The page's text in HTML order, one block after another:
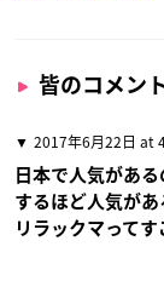
皆のコメン
2017年6月22日 at
日本で人気があ
するほど人気があ
リラックマってす